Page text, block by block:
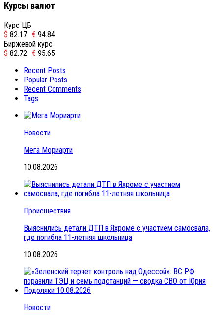
Курсы валют
Курс ЦБ
$ 82.17 € 94.84
Биржевой курс
$ 82.72 € 95.65
Recent Posts
Popular Posts
Recent Comments
Tags
Новости
Мега Мориарти
10.08.2026
Происшествия
Выяснились детали ДТП в Яхроме с участием самосвала,
где погибла 11-летняя школьница
10.08.2026
Новости